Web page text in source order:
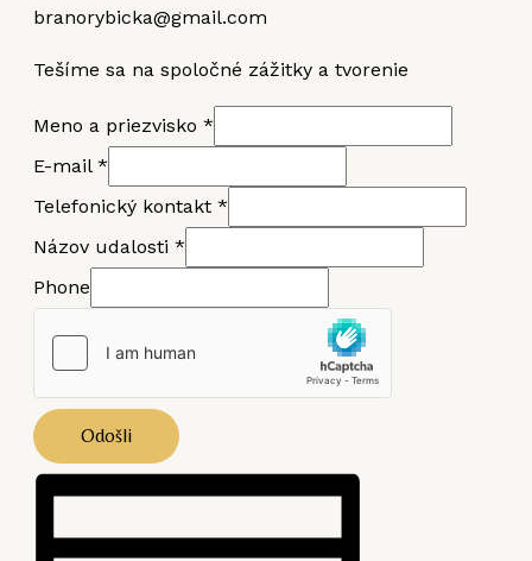
branorybicka@gmail.com
Tešíme sa na spoločné zážitky a tvorenie
Meno a priezvisko *
E-mail *
Telefonický kontakt *
Názov udalosti *
Phone
Odošli